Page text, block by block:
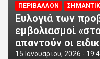
ΠΕΡΙΒΑΛΛΟΝ
Ευλογιά των
εμβολιασμοί
απαντούν οι
15 Ιανουαρίου, 2026 -